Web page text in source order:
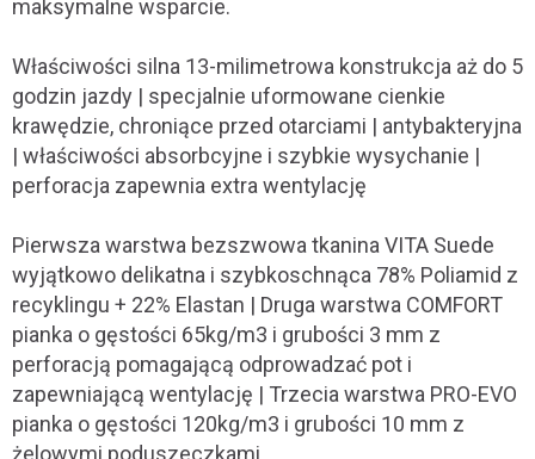
maksymalne wsparcie.
Właściwości silna 13-milimetrowa konstrukcja aż do 5
godzin jazdy | specjalnie uformowane cienkie
krawędzie, chroniące przed otarciami | antybakteryjna
| właściwości absorbcyjne i szybkie wysychanie |
perforacja zapewnia extra wentylację
Pierwsza warstwa bezszwowa tkanina VITA Suede
wyjątkowo delikatna i szybkoschnąca 78% Poliamid z
recyklingu + 22% Elastan | Druga warstwa COMFORT
pianka o gęstości 65kg/m3 i grubości 3 mm z
perforacją pomagającą odprowadzać pot i
zapewniającą wentylację | Trzecia warstwa PRO-EVO
pianka o gęstości 120kg/m3 i grubości 10 mm z
żelowymi poduszeczkami